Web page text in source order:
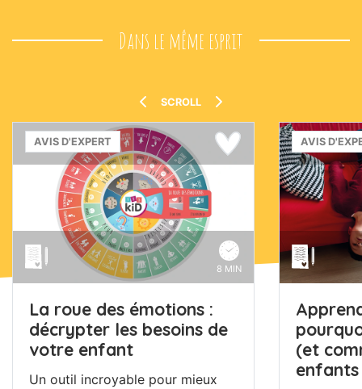
Dans le même esprit
SCROLL
AVIS D'EXPERT
8 MIN
La roue des émotions :
décrypter les besoins de
votre enfant
Un outil incroyable pour mieux
AVIS
(et